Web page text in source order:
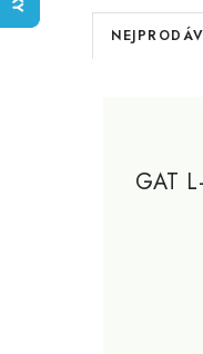
Ř
a
GAT